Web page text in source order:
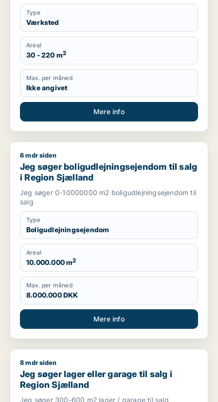
Type
Værksted
Areal
30 - 220 m2
Max. per måned
Ikke angivet
Mere info
Jeg søger boligudlejningsejendom til salg i Region Sjælland
6 mdr siden
Jeg søger boligudlejningsejendom til salg
i Region Sjælland
Jeg søger 0-10000000 m2 boligudlejningsejendom til
salg
Type
Boligudlejningsejendom
Areal
10.000.000 m2
Max. per måned
8.000.000 DKK
Mere info
Jeg søger lager eller garage til salg i Region Sjælland
8 mdr siden
Jeg søger lager eller garage til salg i
Region Sjælland
Jeg søger 300-600 m2 lager / garage til salg